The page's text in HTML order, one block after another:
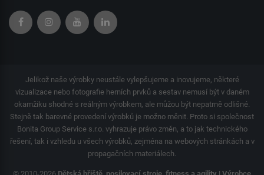
Jelikož naše výrobky neustále vylepšujeme a inovujeme, některé
vizualizace nebo fotografie herních prvků a sestav nemusí být v daném
okamžiku shodné s reálným výrobkem, ale můžou být nepatrně odlišné.
Stejně tak barevné provedení výrobků je možno měnit. Proto si společnost
Bonita Group Service s.r.o. vyhrazuje právo změn, a to jak technického
řešení, tak i vzhledu u všech výrobků, zejména na webových stránkách a v
propagačních materiálech.